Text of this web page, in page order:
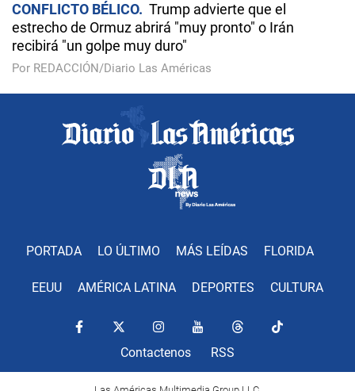
CONFLICTO BÉLICO
Trump advierte que el
estrecho de Ormuz abrirá "muy pronto" o Irán
recibirá "un golpe muy duro"
Por REDACCIÓN/Diario Las Américas
PORTADA LO ÚLTIMO MÁS LEÍDAS FLORIDA
EEUU AMÉRICA LATINA DEPORTES CULTURA
Contactenos RSS